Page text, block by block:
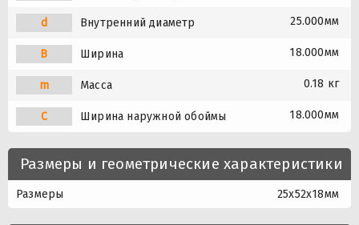
d Внутренний диаметр 25.000мм
B Ширина 18.000мм
m Масса 0.18 кг
C Ширина наружной обоймы 18.000мм
Размеры и геометрические характеристики
Размеры 25x52x18мм